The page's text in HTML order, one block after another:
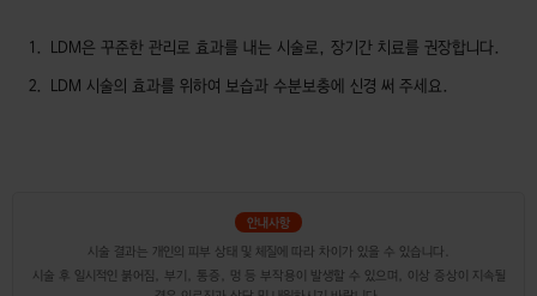
1 LDM은 꾸준한 관리로 효과를 내는 시술로, 장기간 치료를 권장합니다.
2 LDM 시술의 효과를 위하여 보습과 수분보충에 신경 써 주세요.
시술 결과는 개인의 피부 상태 및 체질에 따라 차이가 있을 수 있습니다.
시술 후 일시적인 붉어짐, 부기, 통증, 멍 등 부작용이 발생할 수 있으며, 이상 증상이 지속될